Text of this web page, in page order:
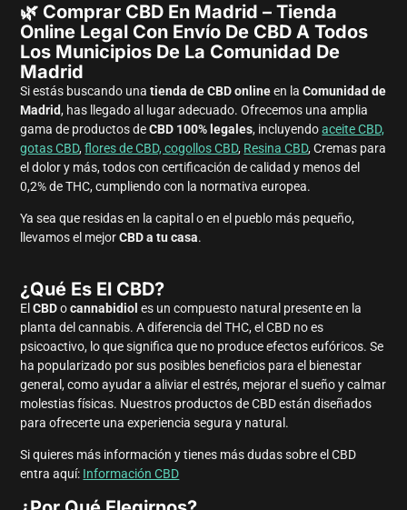
🌿 Comprar CBD En Madrid – Tienda
Online Legal Con Envío De CBD A Todos
Los Municipios De La Comunidad De
Madrid
Si estás buscando unatienda de CBD onlineen la Comunidad de
Madrid, has llegado al lugar adecuado. Ofrecemos una amplia
gama de productos deCBD 100% legales, incluyendoaceite CBD,
gotas CBD,flores de CBD, cogollos CBD, Resina CBD, Cremas para
el dolor y más, todos con certificación de calidad y menos del
0,2% de THC, cumpliendo con la normativa europea.
Ya sea que residas en la capital o en el pueblo más pequeño,
llevamos el mejorCBD a tu casa.
¿Qué Es El CBD?
ElCBDocannabidiol es un compuesto natural presente en la
planta del cannabis. A diferencia del THC, el CBD no es
psicoactivo, lo que significa que no produce efectos eufóricos. Se
ha popularizado por sus posibles beneficios para el bienestar
general, como ayudar a aliviar el estrés, mejorar el sueño y calmar
molestias físicas. Nuestros productos de CBD están diseñados
para ofrecerte una experiencia segura y natural.
Si quieres más información y tienes más dudas sobre el CBD
entra aquí: Información CBD